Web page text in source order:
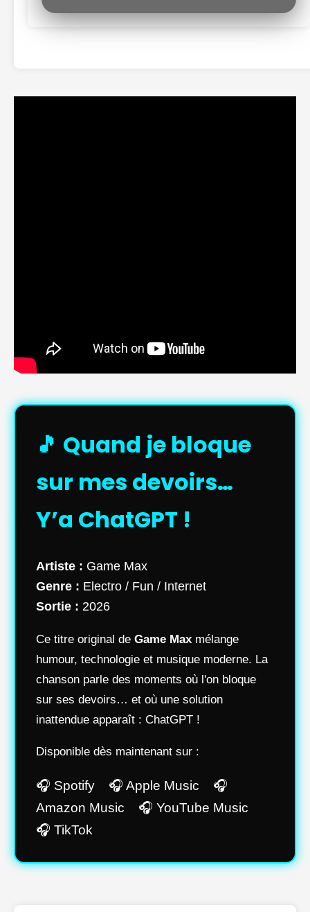
🎵 Quand je bloque
sur mes devoirs…
Y’a ChatGPT !
Artiste : Game Max
Genre : Electro / Fun / Internet
Sortie : 2026
Ce titre original de Game Max mélange
humour, technologie et musique moderne. La
chanson parle des moments où l'on bloque
sur ses devoirs… et où une solution
inattendue apparaît : ChatGPT !
Disponible dès maintenant sur :
🎧 Spotify 🎧 Apple Music 🎧
Amazon Music 🎧 YouTube Music
🎧 TikTok